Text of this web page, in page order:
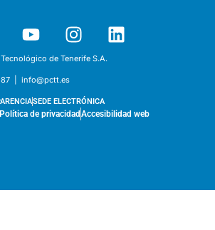
de Tenerife S.A.
| info@pctt.es
SEDE ELECTRÓNICA
Política de privacidadAccesibilidad web